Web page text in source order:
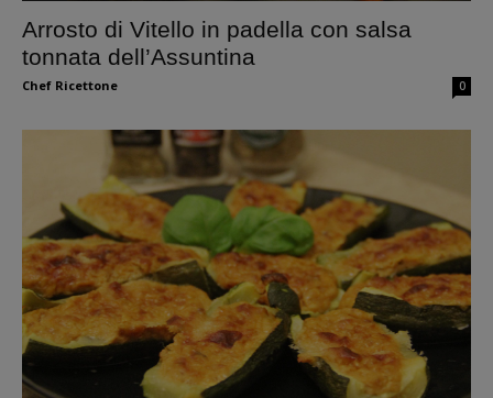
Arrosto di Vitello in padella con salsa
tonnata dell’Assuntina
Chef Ricettone 0